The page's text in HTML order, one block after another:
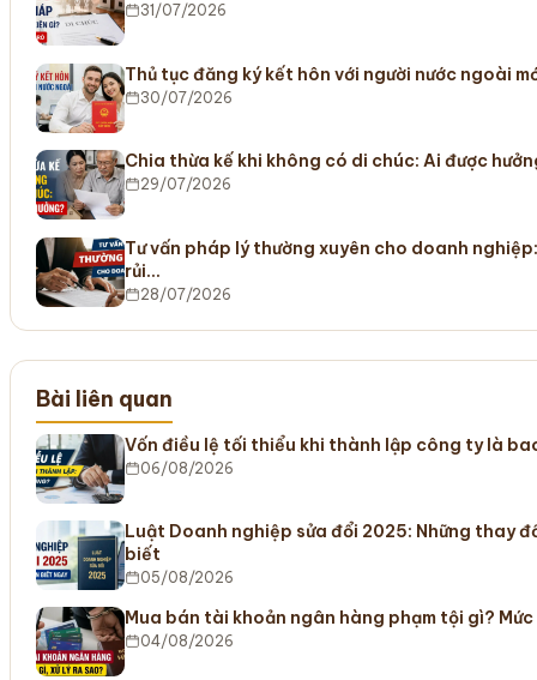
31/07/2026
Thủ tục đăng ký kết hôn với người nước ngoài
30/07/2026
Chia thừa kế khi không có di chúc: Ai được
29/07/2026
Tư vấn pháp lý thường xuyên cho doanh
rủi…
28/07/2026
Bài liên quan
Vốn điều lệ tối thiểu khi thành lập công ty là
06/08/2026
Luật Doanh nghiệp sửa đổi 2025: Những thay
biết
05/08/2026
Mua bán tài khoản ngân hàng phạm tội gì?
04/08/2026